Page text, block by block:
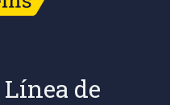
Línea de